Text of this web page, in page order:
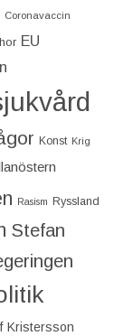
Coronavaccin
EU
Konst Krig
Rasism Ryssland
Stefan
Kristersson